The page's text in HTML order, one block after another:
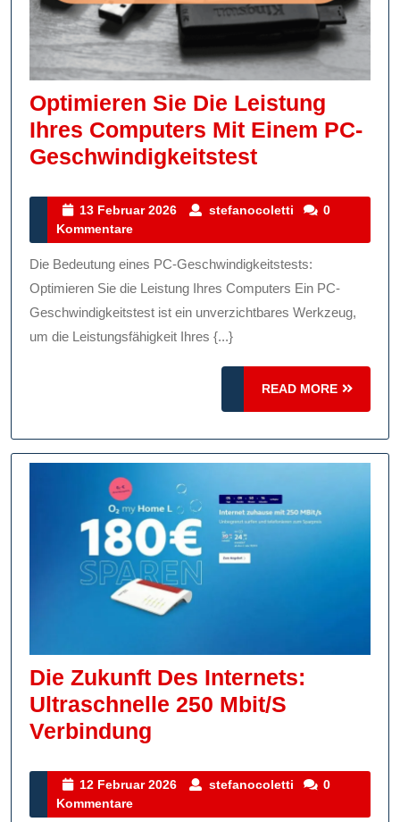
Optimieren Sie Die Leistung
Ihres Computers Mit Einem PC-
GeschwindigkeitstestOptimieren
Die
Ihres
Computers
Mit
PC-
13 Februar 2026
13
2026
stefanocoletti stefanocoletti
0
Kommentare
Die Bedeutung eines PC-Geschwindigkeitstests:
Optimieren Sie die Leistung Ihres Computers Ein PC-
Geschwindigkeitstest ist ein unverzichtbares Werkzeug,
um die Leistungsfähigkeit Ihres {...}
READ MORE
READ
MORE
Die Zukunft Des Internets:
Ultraschnelle 250 Mbit/s
Verbindung
Des
12 Februar 2026
12
stefanocoletti stefanocoletti
0
Kommentare